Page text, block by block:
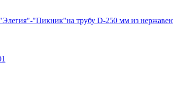
"Пикник"на трубу D-250 мм из